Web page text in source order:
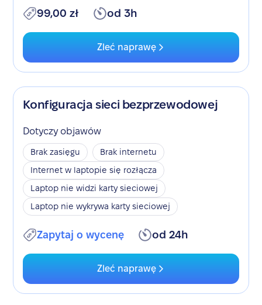
99,00 zł od 3h
Zleć naprawę
Konfiguracja sieci bezprzewodowej
Dotyczy objawów
Brak zasięgu
Brak internetu
Internet w laptopie się rozłącza
Laptop nie widzi karty sieciowej
Laptop nie wykrywa karty sieciowej
Zapytaj o wycenę od 24h
Zleć naprawę